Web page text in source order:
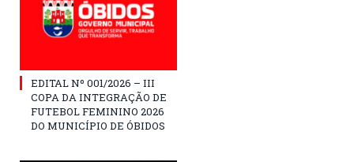
EDITAL Nº 001/2026 – III
COPA DA INTEGRAÇÃO DE
FUTEBOL FEMININO 2026
DO MUNICÍPIO DE ÓBIDOS